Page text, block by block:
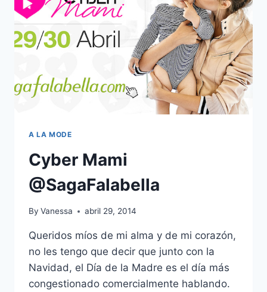
A LA MODE
Cyber Mami
@SagaFalabella
By Vanessa abril 29, 2014
Queridos míos de mi alma y de mi corazón,
no les tengo que decir que junto con la
Navidad, el Día de la Madre es el día más
congestionado comercialmente hablando.